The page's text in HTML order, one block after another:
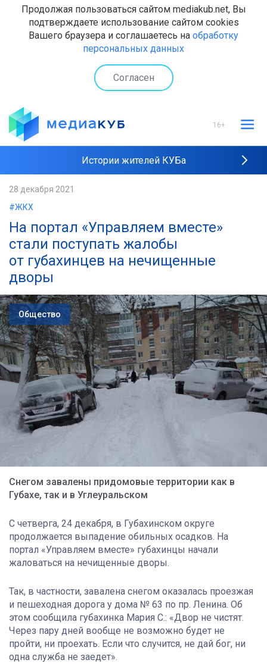
Продолжая пользоваться сайтом mediakub.net, Вы
подтверждаете использование сайтом cookies
Вашего браузера и соглашаетесь на обработку
персональных данных
Согласен
16+
Истории жителей КУБа
28 декабря 2021
#ЖКХ
На портал «Управляем вместе»
стали поступать жалобы
от губахинцев на нечищенные
дворы
Общество
Снегом завалены придомовые территории как в
Губахе, так и в Углеуральском
С четверга, 24 декабря, в Губахинском округе
продолжается выпадение обильных осадков. На
портал «Управляем вместе» губахинцы начали
жаловаться на нечищенные дворы.
Так, в частности, завалена снегом оказалась проезжая
и пешеходная дорога у дома № 63 по пр. Ленина. Об
этом сообщила губахинка Мария С.: «Двор не чистят.
Через пару дней вообще не возможно будет не
пройти, ни проехать. Если что случится, не дай бог, ни
одна служба не заедет».